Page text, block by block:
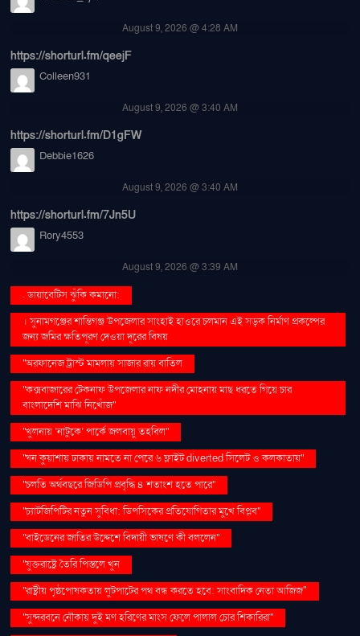
August 9, 2026 @ 4:28 AM
https://shorturl.fm/qeejF
Colleen931
August 9, 2026 @ 3:40 AM
https://shorturl.fm/D1gFW
Debbie1626
August 9, 2026 @ 3:40 AM
https://shorturl.fm/7Jn5U
Rory4553
August 9, 2026 @ 3:39 AM
. ডায়াবেটিস ঝুঁকি কমানো:
। সুনামগঞ্জের শান্তিগঞ্জ উপজেলার সাংহাই হাওরে চলমান এই সড়ক নির্মাণ প্রকল্পের
জন্য জমির ক্ষতিপূরণ দেওয়া দূরের বিষয়
''অরফানেজ ট্রাস্ট মামলায় সাজার রায় বাতিল
''কক্সবাজারের টেকনাফ উপজেলার নাফ নদীর মোহনায় মাছ ধরতে গিয়ে চার
বাংলাদেশি মাঝি নিখোঁজ''
''খুলনায় ‘নাটুকে’ পার্কে জলবায়ু তহবিল''
''ঘন কুয়াশায় ঢাকায় নামতে না পেরে ৬ ফ্লাইট diverted সিলেট ও কলকাতায়''
''চলতি অর্থবছরে জিডিপি প্রবৃদ্ধি ৪ শতাংশ হতে পারে''
''চ্যাটজিপিটির নতুন সুবিধা: ডিপসিকের প্রতিযোগিতার মুখে বিপ্লব''
''বাইডেনের জাতির উদ্দেশে বিদায়ী ভাষণে কী বললেন''
''যুক্তরাষ্ট্রে তৈরি পিস্তলে খুন
''রাষ্ট্রীয় পৃষ্ঠপোষকতায় লুটপাটের পথ বন্ধ করতে হবে: সাংবাদিক নেতা আজিজ"
''সুন্দরবনে নৌকায় দুই মণ হরিণের মাংস ফেলে পালাল চোর শিকারিরা''